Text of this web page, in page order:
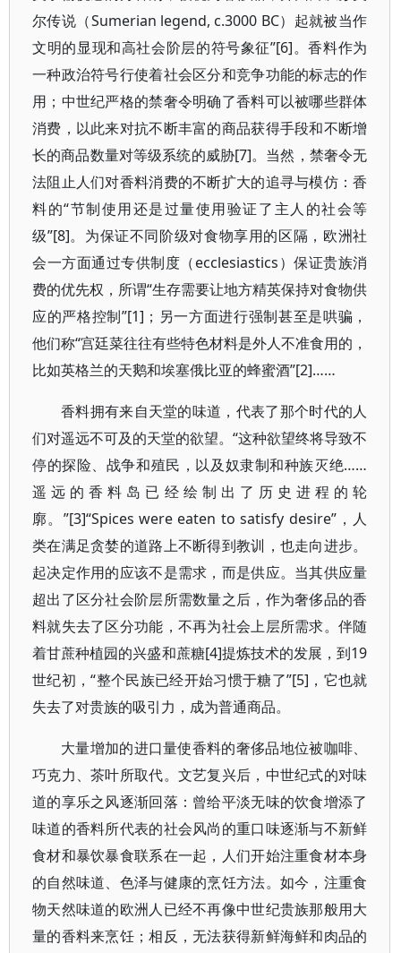
尔传说（Sumerian legend, c.3000 BC）起就被当作
文明的显现和高社会阶层的符号象征”[6]。香料作为
一种政治符号行使着社会区分和竞争功能的标志的作
用；中世纪严格的禁奢令明确了香料可以被哪些群体
消费，以此来对抗不断丰富的商品获得手段和不断增
长的商品数量对等级系统的威胁[7]。当然，禁奢令无
法阻止人们对香料消费的不断扩大的追寻与模仿：香
料的“节制使用还是过量使用验证了主人的社会等
级”[8]。为保证不同阶级对食物享用的区隔，欧洲社
会一方面通过专供制度（ecclesiastics）保证贵族消
费的优先权，所谓“生存需要让地方精英保持对食物供
应的严格控制”[1]；另一方面进行强制甚至是哄骗，
他们称“宫廷菜往往有些特色材料是外人不准食用的，
比如英格兰的天鹅和埃塞俄比亚的蜂蜜酒”[2]……
香料拥有来自天堂的味道，代表了那个时代的人
们对遥远不可及的天堂的欲望。“这种欲望终将导致不
停的探险、战争和殖民，以及奴隶制和种族灭绝……
遥远的香料岛已经绘制出了历史进程的轮
廓。”[3]“Spices were eaten to satisfy desire”，人
类在满足贪婪的道路上不断得到教训，也走向进步。
起决定作用的应该不是需求，而是供应。当其供应量
超出了区分社会阶层所需数量之后，作为奢侈品的香
料就失去了区分功能，不再为社会上层所需求。伴随
着甘蔗种植园的兴盛和蔗糖[4]提炼技术的发展，到19
世纪初，“整个民族已经开始习惯于糖了”[5]，它也就
失去了对贵族的吸引力，成为普通商品。
大量增加的进口量使香料的奢侈品地位被咖啡、
巧克力、茶叶所取代。文艺复兴后，中世纪式的对味
道的享乐之风逐渐回落：曾给平淡无味的饮食增添了
味道的香料所代表的社会风尚的重口味逐渐与不新鲜
食材和暴饮暴食联系在一起，人们开始注重食材本身
的自然味道、色泽与健康的烹饪方法。如今，注重食
物天然味道的欧洲人已经不再像中世纪贵族那般用大
量的香料来烹饪；相反，无法获得新鲜海鲜和肉品的